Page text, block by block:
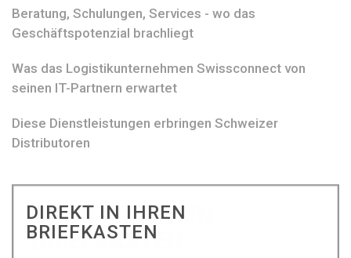
Beratung, Schulungen, Services - wo das
Geschäftspotenzial brachliegt
Was das Logistikunternehmen Swissconnect von
seinen IT-Partnern erwartet
Diese Dienstleistungen erbringen Schweizer
Distributoren
DIREKT IN IHREN
BRIEFKASTEN